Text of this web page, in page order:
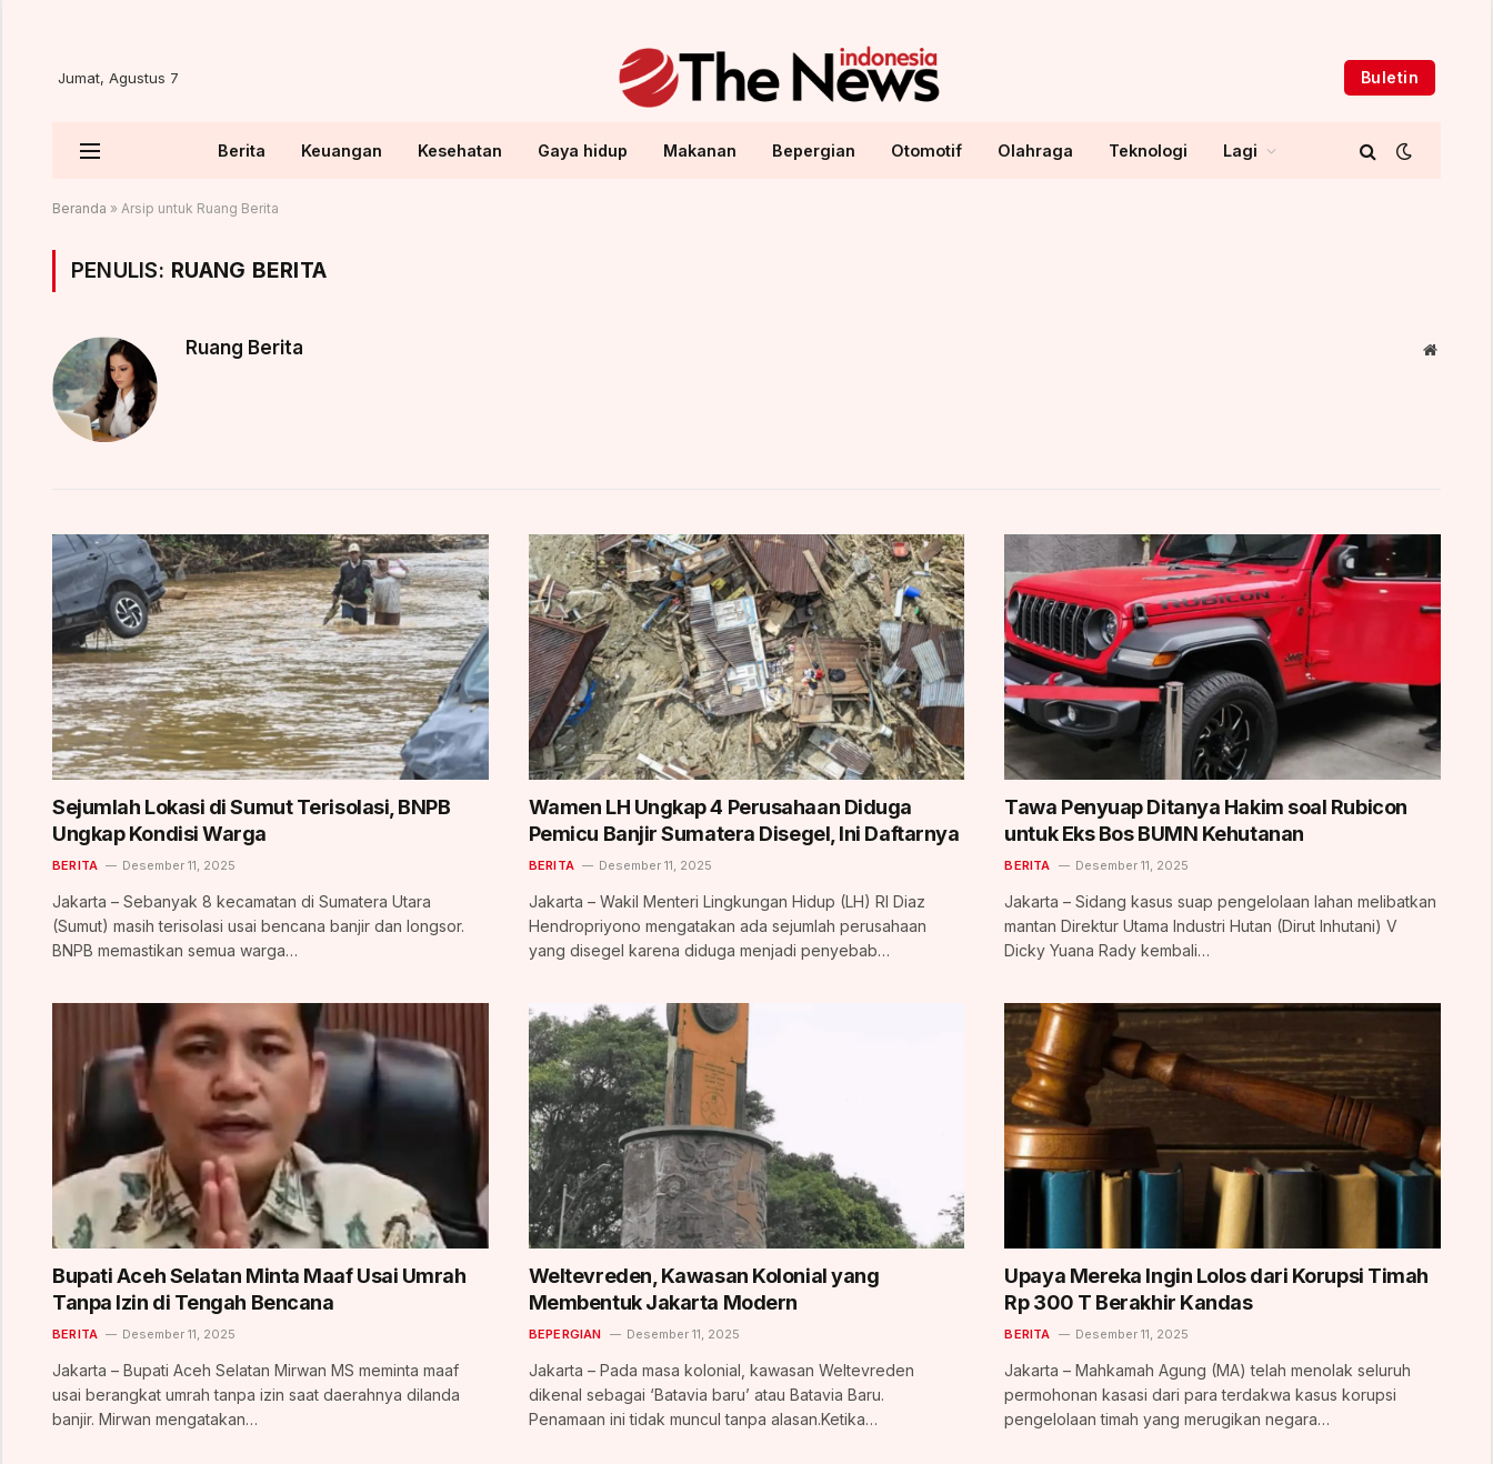
Jumat, Agustus 7 Buletin
Berita Keuangan Kesehatan Gaya hidup Makanan Bepergian Otomotif Olahraga Teknologi Lagi
Beranda » Arsip untuk Ruang Berita
PENULIS: RUANG BERITA
Ruang Berita Website
Sejumlah Lokasi di Sumut Terisolasi, BNPB
Ungkap Kondisi Warga
BERITA Desember 11, 2025
Jakarta – Sebanyak 8 kecamatan di Sumatera Utara
(Sumut) masih terisolasi usai bencana banjir dan longsor.
BNPB memastikan semua warga…
Wamen LH Ungkap 4 Perusahaan Diduga
Pemicu Banjir Sumatera Disegel, Ini Daftarnya
BERITA Desember 11, 2025
Jakarta – Wakil Menteri Lingkungan Hidup (LH) RI Diaz
Hendropriyono mengatakan ada sejumlah perusahaan
yang disegel karena diduga menjadi penyebab…
Tawa Penyuap Ditanya Hakim soal Rubicon
untuk Eks Bos BUMN Kehutanan
BERITA Desember 11, 2025
Jakarta – Sidang kasus suap pengelolaan lahan melibatkan
mantan Direktur Utama Industri Hutan (Dirut Inhutani) V
Dicky Yuana Rady kembali…
Bupati Aceh Selatan Minta Maaf Usai Umrah
Tanpa Izin di Tengah Bencana
BERITA Desember 11, 2025
Jakarta – Bupati Aceh Selatan Mirwan MS meminta maaf
usai berangkat umrah tanpa izin saat daerahnya dilanda
banjir. Mirwan mengatakan…
Weltevreden, Kawasan Kolonial yang
Membentuk Jakarta Modern
BEPERGIAN Desember 11, 2025
Jakarta – Pada masa kolonial, kawasan Weltevreden
dikenal sebagai ‘Batavia baru’ atau Batavia Baru.
Penamaan ini tidak muncul tanpa alasan.Ketika…
Upaya Mereka Ingin Lolos dari Korupsi Timah
Rp 300 T Berakhir Kandas
BERITA Desember 11, 2025
Jakarta – Mahkamah Agung (MA) telah menolak seluruh
permohonan kasasi dari para terdakwa kasus korupsi
pengelolaan timah yang merugikan negara…